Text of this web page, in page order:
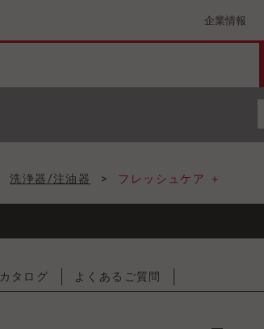
企業情報
洗浄器/注油器 > フレッシュケア ＋
カタログ よくあるご質問